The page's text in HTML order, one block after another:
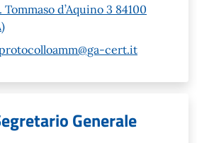
Tommaso d’Aquino 3 84100
cert.it
Generale